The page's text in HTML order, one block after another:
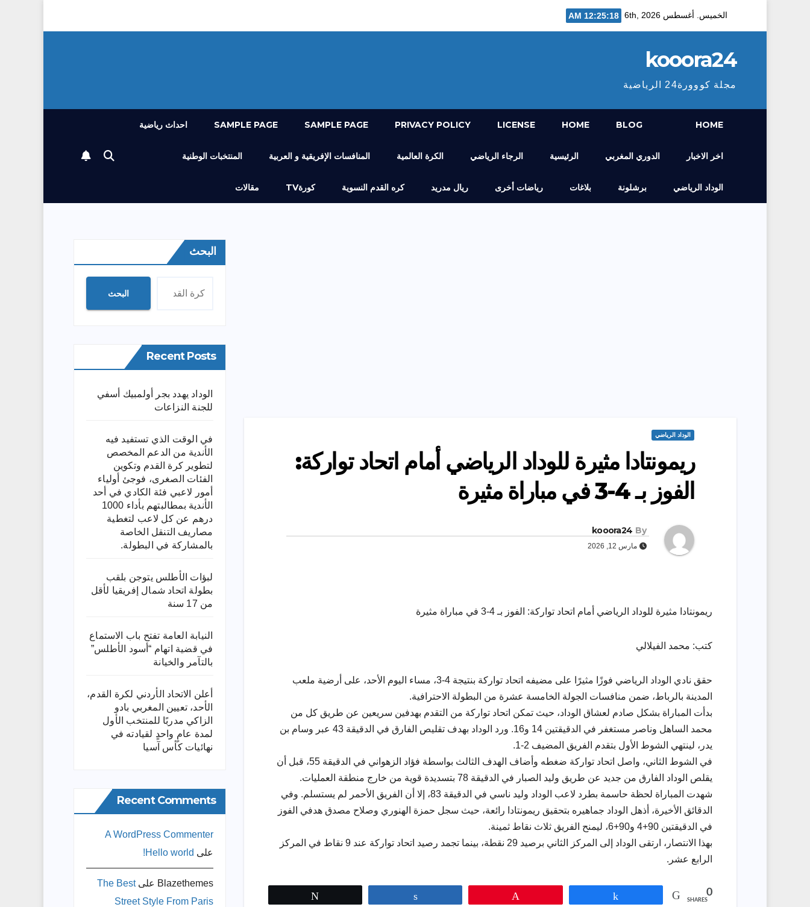
الخميس. أغسطس 6th, 2026 12:25:19 AM
kooora24
مجلة كووورة24 الرياضية
HOME
BLOG
HOME
LICENSE
PRIVACY POLICY
SAMPLE PAGE
SAMPLE PAGE احداث رياضية
اخر الاخبار الدوري المغربي الرئيسية الرجاء الرياضي الكرة العالمية المنافسات الإفريقية و العربية المنتخبات الوطنية
الوداد الرياضي برشلونة بلاغات رياضات أخرى ريال مدريد كره القدم النسوية كورةTV مقالات
الوداد الرياضي
ريمونتادا مثيرة للوداد الرياضي أمام اتحاد تواركة:
الفوز بـ 4-3 في مباراة مثيرة
By
kooora24
مارس 12, 2026
ريمونتادا مثيرة للوداد الرياضي أمام اتحاد تواركة: الفوز بـ 4-3 في مباراة مثيرة
كتب: محمد الفيلالي
حقق نادي الوداد الرياضي فوزًا مثيرًا على مضيفه اتحاد تواركة بنتيجة 4-3، مساء اليوم الأحد، على أرضية ملعب
المدينة بالرباط، ضمن منافسات الجولة الخامسة عشرة من البطولة الاحترافية.
بدأت المباراة بشكل صادم لعشاق الوداد، حيث تمكن اتحاد تواركة من التقدم بهدفين سريعين عن طريق كل من
محمد الساهل وناصر مستغفر في الدقيقتين 14 و16. ورد الوداد بهدف تقليص الفارق في الدقيقة 43 عبر وسام بن
يدر، لينتهي الشوط الأول بتقدم الفريق المضيف 2-1.
في الشوط الثاني، واصل اتحاد تواركة ضغطه وأضاف الهدف الثالث بواسطة فؤاد الزهواني في الدقيقة 55، قبل أن
يقلص الوداد الفارق من جديد عن طريق وليد الصبار في الدقيقة 78 بتسديدة قوية من خارج منطقة العمليات.
شهدت المباراة لحظة حاسمة بطرد لاعب الوداد وليد ناسي في الدقيقة 83، إلا أن الفريق الأحمر لم يستسلم. وفي
الدقائق الأخيرة، أذهل الوداد جماهيره بتحقيق ريمونتادا رائعة، حيث سجل حمزة الهنوري وصلاح مصدق هدفي الفوز
في الدقيقتين 90+4 و90+6، ليمنح الفريق ثلاث نقاط ثمينة.
بهذا الانتصار، ارتقى الوداد إلى المركز الثاني برصيد 29 نقطة، بينما تجمد رصيد اتحاد تواركة عند 9 نقاط في المركز
الرابع عشر.
0
SHARES
البحث
البحث
Recent Posts
الوداد يهدد بجر أولمبيك أسفي
للجنة النزاعات
في الوقت الذي تستفيد فيه
الأندية من الدعم المخصص
لتطوير كرة القدم وتكوين
الفئات الصغرى، فوجئ أولياء
أمور لاعبي فئة الكادي في أحد
الأندية بمطالبتهم بأداء 1000
درهم عن كل لاعب لتغطية
مصاريف التنقل الخاصة
بالمشاركة في البطولة.
لبؤات الأطلس يتوجن بلقب
بطولة اتحاد شمال إفريقيا لأقل
من 17 سنة
النيابة العامة تفتح باب الاستماع
في قضية اتهام “أسود الأطلس”
بالتآمر والخيانة
أعلن الاتحاد الأردني لكرة القدم،
الأحد، تعيين المغربي بادو
الزاكي مدربًا للمنتخب الأول
لمدة عامٍ واحدٍ لقيادته ​في
نهائيات كأس آسيا
Recent Comments
A WordPress Commenter
على Hello world!
Blazethemes علىThe Best
Street Style From Paris